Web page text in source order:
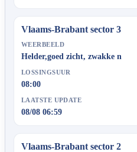
Vlaams-Brabant sector 3
WEERBEELD
Helder,goed zicht, zwakke n
LOSSINGSUUR
08:00
LAATSTE UPDATE
08/08 06:59
Vlaams-Brabant sector 2